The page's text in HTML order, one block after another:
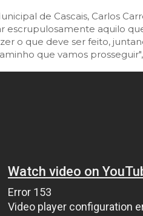
de Cascais, Carlos
escrupulosamente aquilo
o que deve ser feito,
que vamos